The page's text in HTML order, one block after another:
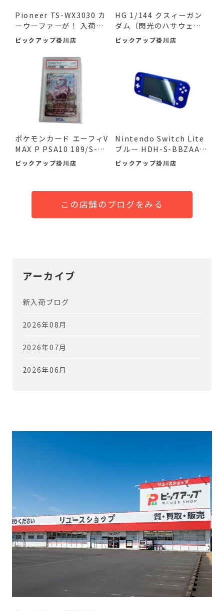
Pioneer TS-WX3030 カ
ーウーファーが！ 入荷し
ました♪
ピックアップ掛川店
HG 1/144 クスィーガン
ダム（閃光のハサウェ
イ）が...
ピックアップ掛川店
ポケモンカード エーフィV
MAX P PSA10 189/S-P
が...
ピックアップ掛川店
Nintendo Switch Lite
ブルー HDH-S-BBZAA
が！ 入...
ピックアップ掛川店
この店舗のブログをみる
アーカイブ
新入荷ブログ
2026年08月
2026年07月
2026年06月